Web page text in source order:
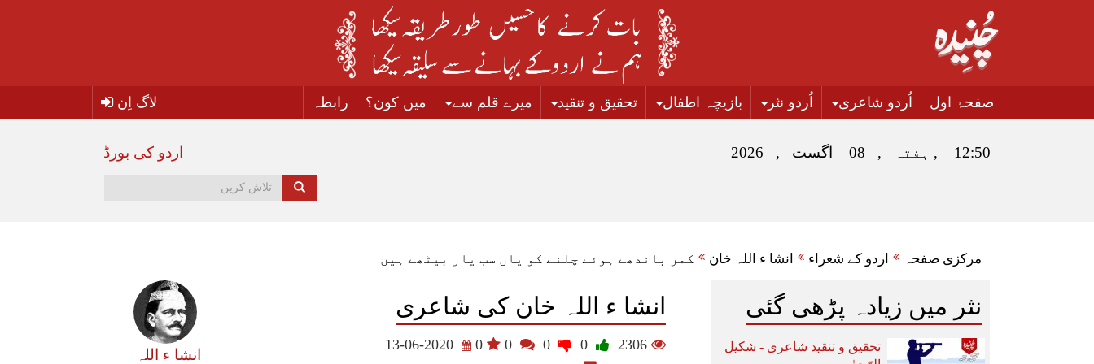
صفحۂ اول اُردو شاعری اُردو نثر بازیچہ اطفال تحقیق و تنقید میرے قلم سے میں کون؟ رابطہ لاگ اِن
اردو کی بورڈ 12:50 , ہفتہ , 08 اگست , 2026
مرکزی صفحہ اردو کے شعراء انشا ء اللہ خان کمر باندھے ہوئے چلنے کو یاں سب یار بیٹھے ہیں
انشا ء اللہ خان کی شاعری
انشا ء اللہ
2306
0
13-06-2020
نثر میں زیادہ پڑھی گئی
تحقیق و تنقید شاعری - شکیل